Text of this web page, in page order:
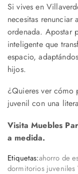
Si vives en
necesitas
ordenada. Apostar
inteligente que
espacio,
hijos.
¿Quieres ver cómo
juvenil con una
Visita Muebles
a medida.
Etiquetas:ahorro de
dormitorios juveniles